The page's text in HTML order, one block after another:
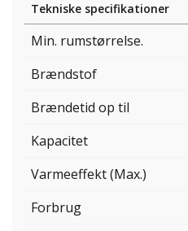
Tekniske specifikationer
Min. rumstørrelse.
Brændstof
Brændetid op til
Kapacitet
Varmeeffekt (Max.)
Forbrug